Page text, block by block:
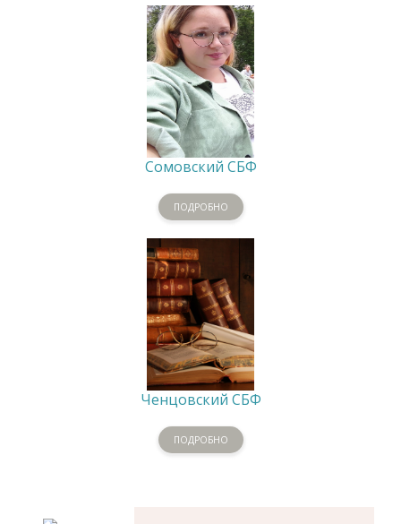
Сомовский СБФ
ПОДРОБНО
Ченцовский СБФ
ПОДРОБНО